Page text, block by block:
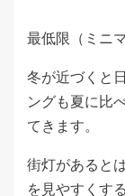
最低限（ミニ
冬が近づくと
ングも夏に比
てきます。
街灯があると
を見やすくす